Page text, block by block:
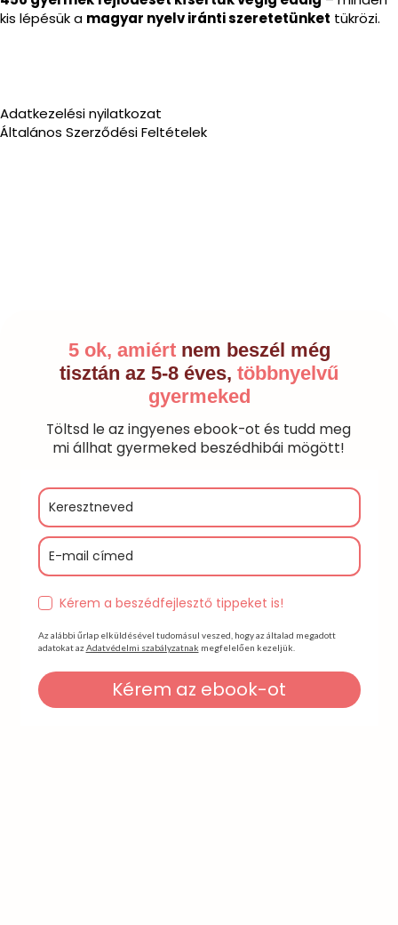
kis lépésük a magyar nyelv iránti szeretetünket tükrözi.
Adatkezelési nyilatkozat
Általános Szerződési Feltételek
5 ok, amiért nem beszél még
tisztán az 5-8 éves, többnyelvű
gyermeked
Töltsd le az ingyenes ebook-ot és tudd meg
mi állhat gyermeked beszédhibái mögött!
Kérem a beszédfejlesztő tippeket is!
Az alábbi űrlap elküldésével tudomásul veszed, hogy az általad megadott
adatokat azAdatvédelmi szabályzatnak megfelelően kezeljük.
Kérem az ebook-ot